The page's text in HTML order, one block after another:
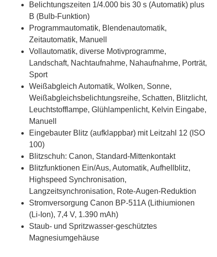
Belichtungszeiten 1/4.000 bis 30 s (Automatik) plus
B (Bulb-Funktion)
Programmautomatik, Blendenautomatik,
Zeitautomatik, Manuell
Vollautomatik, diverse Motivprogramme,
Landschaft, Nachtaufnahme, Nahaufnahme, Porträt,
Sport
Weißabgleich Automatik, Wolken, Sonne,
Weißabgleichsbelichtungsreihe, Schatten, Blitzlicht,
Leuchtstofflampe, Glühlampenlicht, Kelvin Eingabe,
Manuell
Eingebauter Blitz (aufklappbar) mit Leitzahl 12 (ISO
100)
Blitzschuh: Canon, Standard-Mittenkontakt
Blitzfunktionen Ein/Aus, Automatik, Aufhellblitz,
Highspeed Synchronisation,
Langzeitsynchronisation, Rote-Augen-Reduktion
Stromversorgung Canon BP-511A (Lithiumionen
(Li-Ion), 7,4 V, 1.390 mAh)
Staub- und Spritzwasser-geschütztes
Magnesiumgehäuse